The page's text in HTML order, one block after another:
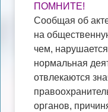
ПОМНИТЕ!
Сообщая об
на
чем, нарушается
нормальная
отвлекаются
органов,